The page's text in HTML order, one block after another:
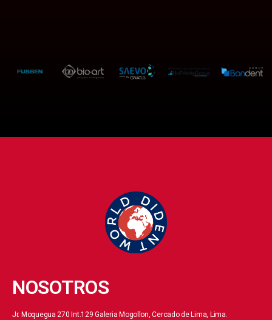
NOSOTROS
Jr. Moquegua 270 Int.129 Galeria Mogollon, Cercado de Lima, Lima.